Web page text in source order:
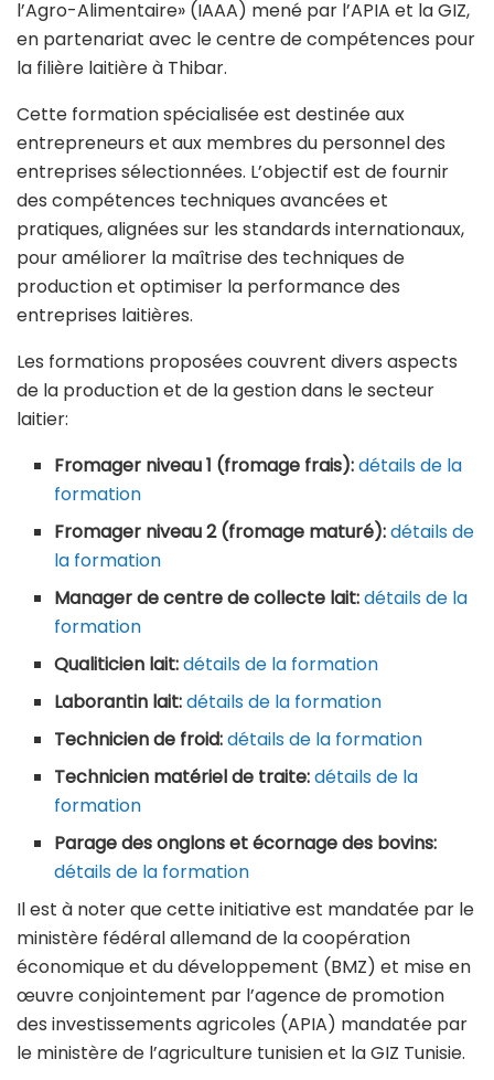
l’Agro-Alimentaire» (IAAA) mené par l’APIA et la GIZ,
en partenariat avec le centre de compétences pour
la filière laitière à Thibar.
Cette formation spécialisée est destinée aux
entrepreneurs et aux membres du personnel des
entreprises sélectionnées. L’objectif est de fournir
des compétences techniques avancées et
pratiques, alignées sur les standards internationaux,
pour améliorer la maîtrise des techniques de
production et optimiser la performance des
entreprises laitières.
Les formations proposées couvrent divers aspects
de la production et de la gestion dans le secteur
laitier:
Fromager niveau 1 (fromage frais):détails de la
formation
Fromager niveau 2 (fromage maturé):détails de
la formation
Manager de centre de collecte lait:détails de la
formation
Qualiticien lait:détails de la formation
Laborantin lait:détails de la formation
Technicien de froid:détails de la formation
Technicien matériel de traite:détails de la
formation
Parage des onglons et écornage des bovins:
détails de la formation
Il est à noter que cette initiative est mandatée par le
ministère fédéral allemand de la coopération
économique et du développement (BMZ) et mise en
œuvre conjointement par l’agence de promotion
des investissements agricoles (APIA) mandatée par
le ministère de l’agriculture tunisien et la GIZ Tunisie.